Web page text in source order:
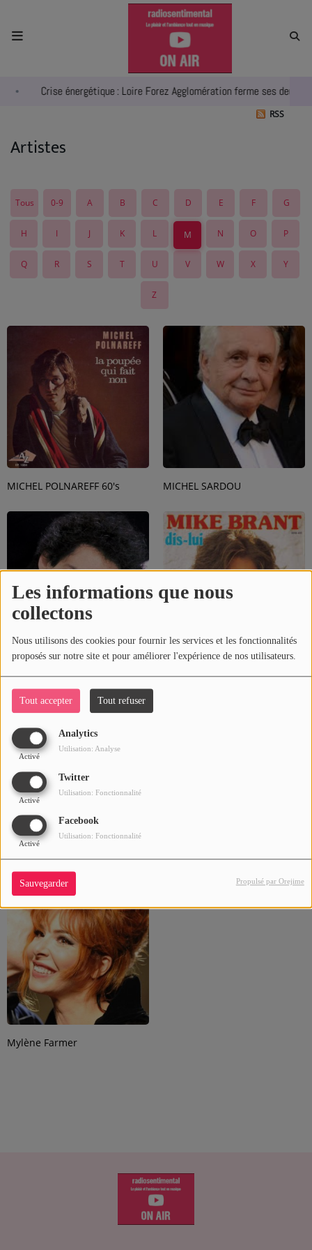
Les informations que nous
collectons
Nous utilisons des cookies pour fournir les services et les fonctionnalités
proposés sur notre site et pour améliorer l'expérience de nos utilisateurs.
Tout accepter Tout refuser
Analytics
Activé
Utilisation: Analyse
Twitter
Activé
Utilisation: Fonctionnalité
Facebook
Activé
Utilisation: Fonctionnalité
Sauvegarder Propulsé par Orejime
Crise énergétique : Loire Forez Agglomération ferme ses deux
ACTUALITÉS
AGENDA
EMISSIONS
EQUIPES
CINÉMA
Se connecter
RSS
Artistes
Tous 0-9 A B C D E F G
H I J K L M N O P
Q R S T U V W X Y
Z
MICHEL POLNAREFF 60's MICHEL SARDOU
Mike Alison Mike Alison
Mylène Farmer